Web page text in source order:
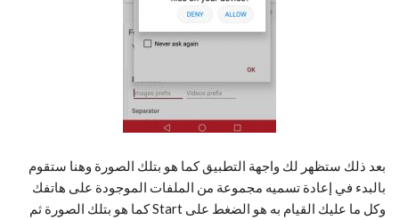
بعد ذلك ستظهر لك واجهة التطبيق كما هو بتلك الصورة وهنا ستقوم
بالبدء في إعادة تسميه مجموعة من الملفات الموجودة على هاتفك
وكل ما عليك القيام به هو الضغط على Start كما هو بتلك الصورة ثم